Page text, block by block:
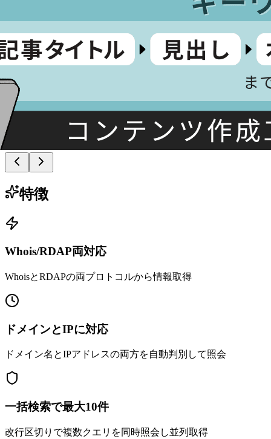
特徴
Whois/RDAP両対応
WhoisとRDAPの両プロトコルから情報取得
ドメインとIPに対応
ドメイン名とIPアドレスの両方を自動判別して照会
一括検索で最大10件
改行区切りで複数クエリを同時照会し並列取得